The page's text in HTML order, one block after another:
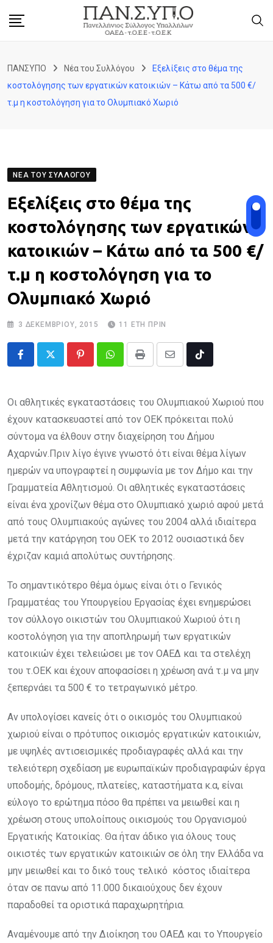
ΠΑΝΣΥΠΟ Νέα του Συλλόγου
Εξελίξεις στο θέμα της
κοστολόγησης των εργατικών κατοικιών – Κάτω από τα 500 €/
τ.μ η κοστολόγηση για το Ολυμπιακό Χωριό
ΝΈΑ ΤΟΥ ΣΥΛΛΌΓΟΥ
Εξελίξεις στο θέμα της
κοστολόγησης των εργατικών
κατοικιών – Κάτω από τα 500 €/
τ.μ η κοστολόγηση για το
Ολυμπιακό Χωριό
3 ΔΕΚΕΜΒΡΊΟΥ, 2015 11 ΈΤΗ ΠΡΙΝ
PinterestWhatsappPrint
Share
Tiktok
Οι αθλητικές εγκαταστάσεις του Ολυμπιακού Χωριού που
έχουν κατασκευαστεί από τον ΟΕΚ πρόκειται πολύ
σύντομα να έλθουν στην διαχείρηση του Δήμου
Αχαρνών.Πριν λίγο έγινε γνωστό ότι είναι θέμα λίγων
ημερών να υπογραφτεί η συμφωνία με τον Δήμο και την
Γραμματεία Αθλητισμού. Οι αθλητικές εγκαταστάσεις
είναι ένα χρονίζων θέμα στο Ολυμπιακό χωριό αφού μετά
από τους Ολυμπιακούς αγώνες του 2004 αλλά ιδιαίτερα
μετά την κατάργηση του ΟΕΚ το 2012 ουσιαστικά δεν
έχριζαν καμιά απολύτως συντήρησης.
Το σημαντικότερο θέμα όμως είναι ότι ο Γενικός
Γραμματέας του Υπουργείου Εργασίας έχει ενημερώσει
τον σύλλογο οικιστών του Ολυμπιακού Χωριού ότι η
κοστολόγηση για την αποπληρωμή των εργατικών
κατοικιών έχει τελειώσει με τον ΟΑΕΔ και τα στελέχη
του τ.ΟΕΚ και έχουν αποφασίσει η χρέωση ανά τ.μ να μην
ξεπερνάει τα 500 € το τετραγωνικό μέτρο.
Αν υπολογίσει κανείς ότι ο οικισμός του Ολυμπιακού
χωριού είναι ο πρότυπος οικισμός εργατικών κατοικιών,
με υψηλές αντισεισμικές προδιαγραφές αλλά και την
τελειότερη σχεδίαση με ευρωπαϊκών προδιαγραφών έργα
υποδομής, δρόμους, πλατείες, καταστήματα κ.α, είναι
εύλογο το ερώτημα πόσο θα πρέπει να μειωθεί και η
χρέωση στους υπολοίπους οικισμούς του Οργανισμού
Εργατικής Κατοικίας. Θα ήταν άδικο για όλους τους
οικιστές των εργατικών κατοικιών σε όλη την Ελλάδα να
μην μειωθεί και το δικό τους τελικό κόστος ιδιαίτερα
όταν σε πανω από 11.000 δικαιούχους δεν έχουν
παραδοθεί τα οριστικά παραχωρητήρια.
Αναμένουμε από την Διοίκηση του ΟΑΕΔ και το Υπουργείο